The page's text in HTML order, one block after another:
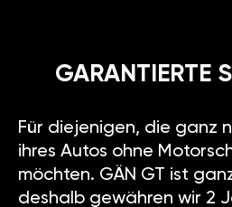
GARANTIERTE
Für diejenigen, die ganz
ihres Autos ohne
möchten. GÄN GT ist
deshalb gewähren wir 2